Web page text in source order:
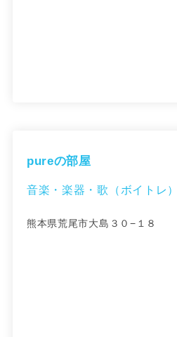
pureの部屋
音楽・楽器・歌（ボイトレ
熊本県荒尾市大島３０−１８